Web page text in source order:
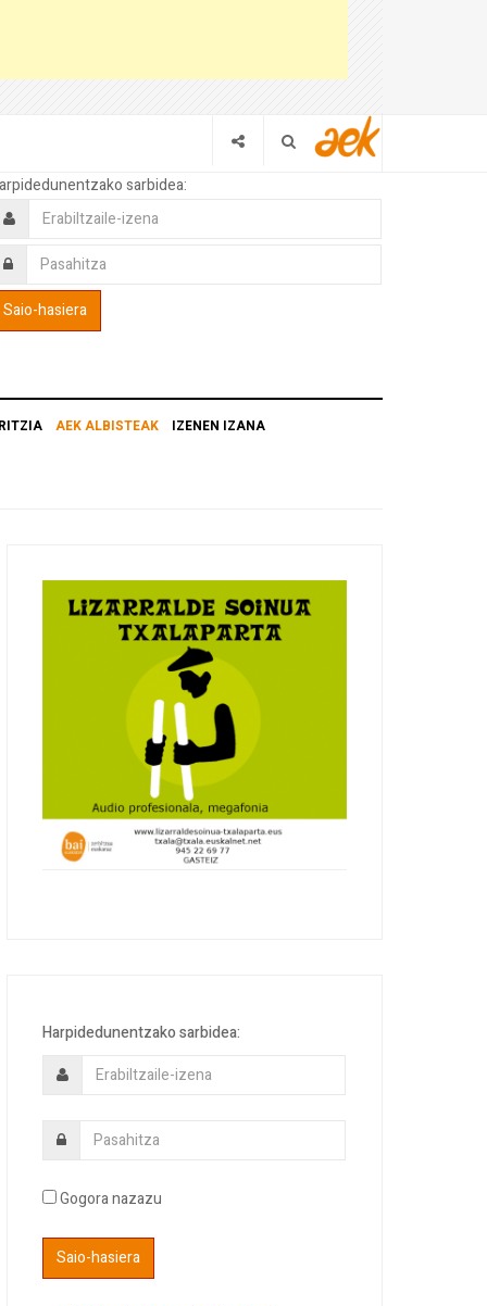
sarbidea:
AEK ALBISTEAK IZENEN IZANA
Harpidedunentzako sarbidea:
Gogora nazazu